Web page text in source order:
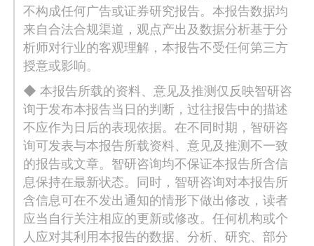
不构成任何广告或证券研究报告。本报告数据均
来自合法合规渠道，观点产出及数据分析基于分
析师对行业的客观理解，本报告不受任何第三方
授意或影响。
◆ 本报告所载的资料、意见及推测仅反映智研咨
询于发布本报告当日的判断，过往报告中的描述
不应作为日后的表现依据。在不同时期，智研咨
询可发表与本报告所载资料、意见及推测不一致
的报告或文章。智研咨询均不保证本报告所含信
息保持在最新状态。同时，智研咨询对本报告所
含信息可在不发出通知的情形下做出修改，读者
应当自行关注相应的更新或修改。任何机构或个
人应对其利用本报告的数据、分析、研究、部分